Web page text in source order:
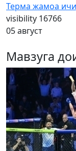
Терма жамоа
visibility 16766
05 август
Мавзуга